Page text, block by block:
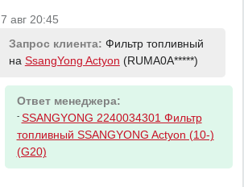
7 авг 20:45
Запрос клиента: Фильтр топливный
на SsangYong Actyon (RUMA0A*****)
Ответ менеджера:
- SSANGYONG 2240034301 Фильтр
топливный SSANGYONG Actyon (10-)
(G20)